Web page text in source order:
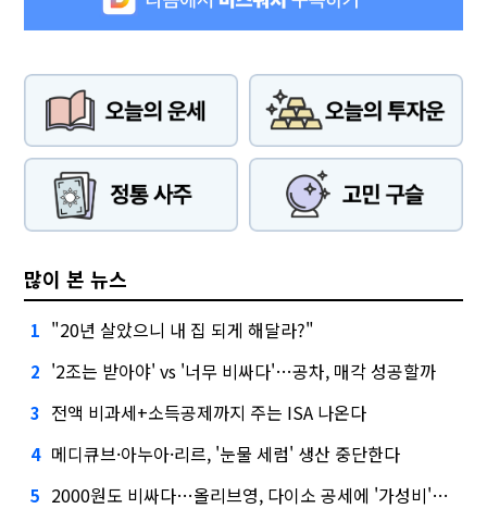
많이 본 뉴스
1 "20년 살았으니 내 집 되게 해달라?"
2 '2조는 받아야' vs '너무 비싸다'…공차, 매각 성공할까
3 전액 비과세+소득공제까지 주는 ISA 나온다
4 메디큐브·아누아·리르, '눈물 세럼' 생산 중단한다
5 2000원도 비싸다…올리브영, 다이소 공세에 '가성비'로 맞불